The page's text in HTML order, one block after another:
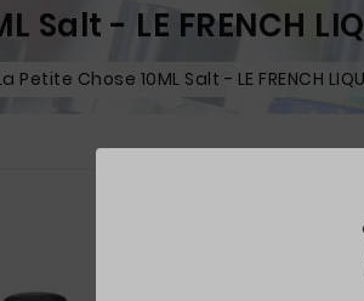
Salt - LE FRENCH
Petite Chose 10ML Salt - LE FRENCH